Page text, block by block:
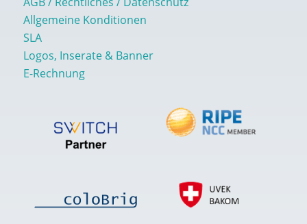
Allgemeine Konditionen
SLA
Logos, Inserate & Banner
E-Rechnung